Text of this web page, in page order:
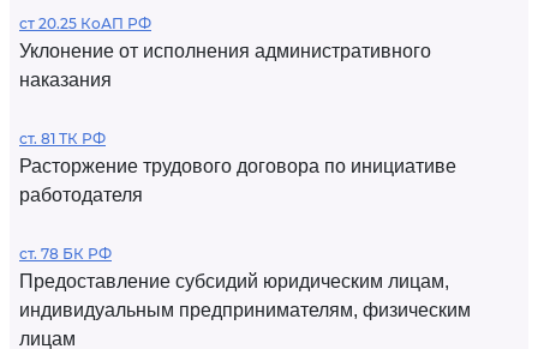
ст 20.25 КоАП РФ
Уклонение от исполнения административного
наказания
ст. 81 ТК РФ
Расторжение трудового договора по инициативе
работодателя
ст. 78 БК РФ
Предоставление субсидий юридическим лицам,
индивидуальным предпринимателям, физическим
лицам